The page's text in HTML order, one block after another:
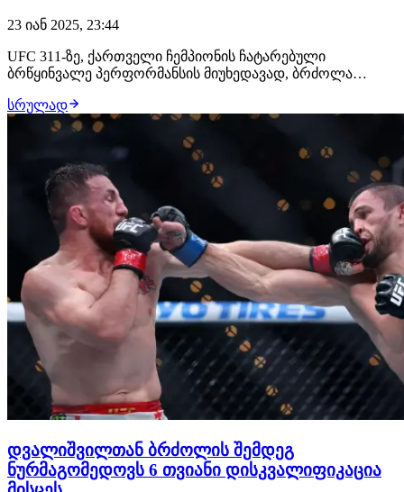
23 იან 2025, 23:44
UFC 311-ზე, ქართველი ჩემპიონის ჩატარებული
ბრწყინვალე პერფორმანსის მიუხედავად, ბრძოლა
საგანი გახდა.ჩხუბის შესახებ უამრავმა ადამიანმა
ისაუბრა, სადაც აზრი ორად გაიყო. ხალხის მცირე
ნაწილი უმარის გამარჯვებისაკენ გადაიხარა, რადგან
მათი აზრი…
სრულად
დვალიშვილთან ბრძოლის შემდეგ
ნურმაგომედოვს 6 თვიანი დისკვალიფიკაცია